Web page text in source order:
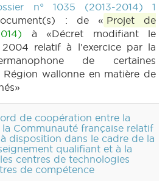
n° 1035 (2013-2014) 1
: de « Projet de
à «Décret modifiant le
relatif à l'exercice par la
de certaines
wallonne en matière de
de coopération entre la
Communauté française relatif
disposition dans le cadre de la
qualifiant et à la
centres de technologies
de compétence